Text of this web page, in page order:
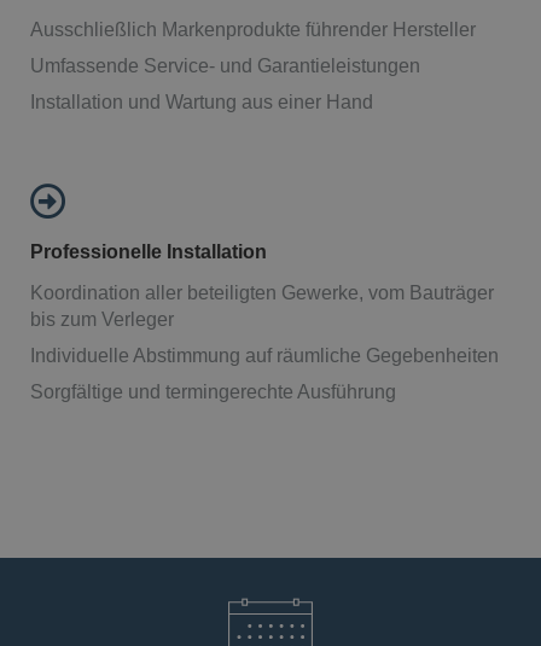
Ausschließlich Markenprodukte führender Hersteller
Umfassende Service- und Garantieleistungen
Installation und Wartung aus einer Hand
Professionelle Installation
Koordination aller beteiligten Gewerke, vom Bauträger
bis zum Verleger
Individuelle Abstimmung auf räumliche Gegebenheiten
Sorgfältige und termingerechte Ausführung